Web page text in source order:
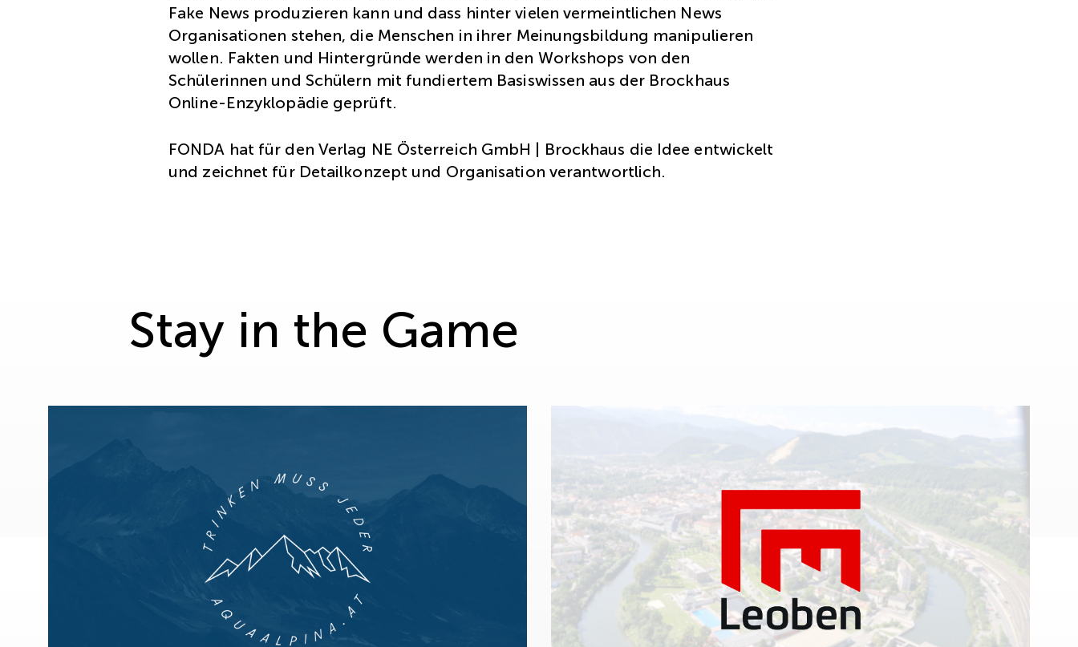
Fake News produzieren kann und dass hinter vielen vermeintlichen News
Organisationen stehen, die Menschen in ihrer Meinungsbildung manipulieren
wollen. Fakten und Hintergründe werden in den Workshops von den
Schülerinnen und Schülern mit fundiertem Basiswissen aus der Brockhaus
Online-Enzyklopädie geprüft.
FONDA hat für den Verlag NE Österreich GmbH | Brockhaus die Idee entwickelt
und zeichnet für Detailkonzept und Organisation verantwortlich.
Stay in the Game